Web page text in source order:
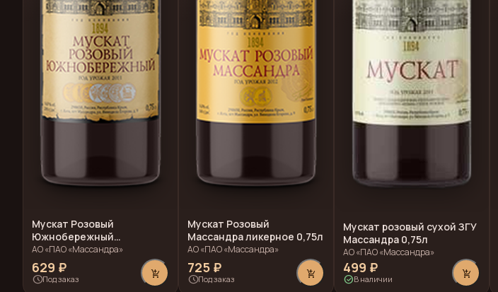
Мускат Розовый
Южнобережный
Массандра ликерное 0,75л
АО «ПАО «Массандра»
629 ₽
scheduleПод заказ add_shopping_cart
Мускат Розовый
Массандра ликерное 0,75л
АО «ПАО «Массандра»
725 ₽
scheduleПод заказ add_shopping_cart
Мускат розовый сухой ЗГУ
Массандра 0,75л
АО «ПАО «Массандра»
499 ₽
check_circleВ наличии add_shopping_cart